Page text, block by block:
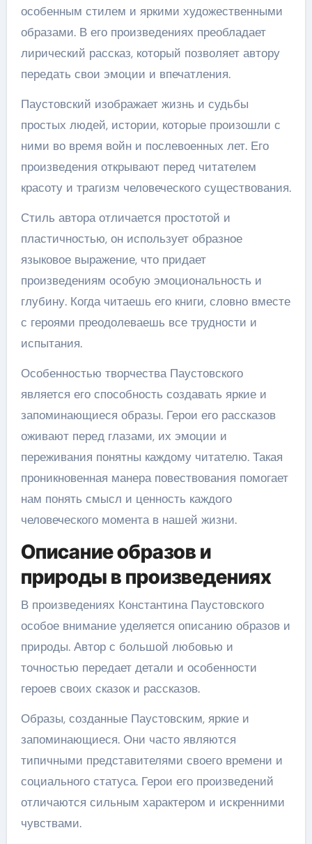
особенным стилем и яркими художественными
образами. В его произведениях преобладает
лирический рассказ, который позволяет автору
передать свои эмоции и впечатления.
Паустовский изображает жизнь и судьбы
простых людей, истории, которые произошли с
ними во время войн и послевоенных лет. Его
произведения открывают перед читателем
красоту и трагизм человеческого существования.
Стиль автора отличается простотой и
пластичностью, он использует образное
языковое выражение, что придает
произведениям особую эмоциональность и
глубину. Когда читаешь его книги, словно вместе
с героями преодолеваешь все трудности и
испытания.
Особенностью творчества Паустовского
является его способность создавать яркие и
запоминающиеся образы. Герои его рассказов
оживают перед глазами, их эмоции и
переживания понятны каждому читателю. Такая
проникновенная манера повествования помогает
нам понять смысл и ценность каждого
человеческого момента в нашей жизни.
Описание образов и
природы в произведениях
В произведениях Константина Паустовского
особое внимание уделяется описанию образов и
природы. Автор с большой любовью и
точностью передает детали и особенности
героев своих сказок и рассказов.
Образы, созданные Паустовским, яркие и
запоминающиеся. Они часто являются
типичными представителями своего времени и
социального статуса. Герои его произведений
отличаются сильным характером и искренними
чувствами.